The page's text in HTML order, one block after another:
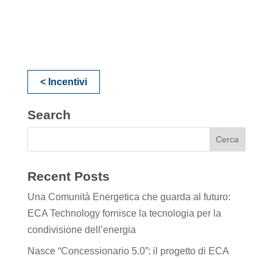
< Incentivi
Search
Recent Posts
Una Comunità Energetica che guarda al futuro:
ECA Technology fornisce la tecnologia per la
condivisione dell’energia
Nasce “Concessionario 5.0”: il progetto di ECA